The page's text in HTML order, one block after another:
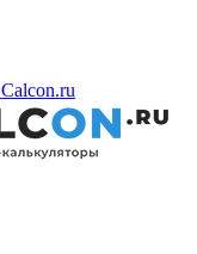
Calcon.ru